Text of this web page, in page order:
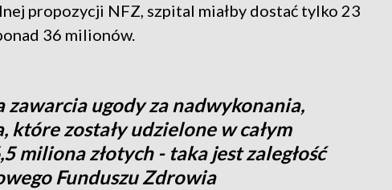
propozycji NFZ, szpital miałby dostać tylko 23
36 milionów.
zawarcia ugody za nadwykonania,
które zostały udzielone w całym
miliona złotych - taka jest zaległość
Funduszu Zdrowia